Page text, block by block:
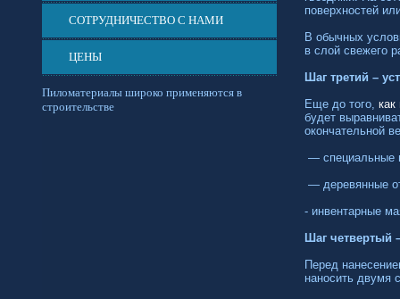
СОТРУДНИЧЕСТВО С НАМИ
ЦЕНЫ
Пиломатериалы широко применяются в
строительстве
поверхностей
В обычных
в слой свежего
Шаг третий –
Еще до того, как
будет
окончательной
— специальные
— деревянные
- инвентарные
Шаг четвертый
Перед
наносить двумя